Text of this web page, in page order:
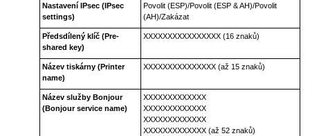
Nastavení IPsec (IPsec
settings)
Povolit (ESP)/Povolit (ESP & AH)/Povolit
(AH)/Zakázat
Předsdílený klíč (Pre-
shared key)
XXXXXXXXXXXXXXXX (16 znaků)
Název tiskárny (Printer
name)
XXXXXXXXXXXXXXX (až 15 znaků)
Název služby Bonjour
(Bonjour service name)
XXXXXXXXXXXXX
XXXXXXXXXXXXX
XXXXXXXXXXXXX
XXXXXXXXXXXXX (až 52 znaků)